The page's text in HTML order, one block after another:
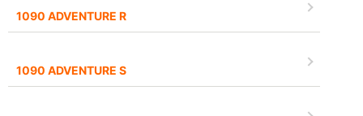
1090 ADVENTURE R
1090 ADVENTURE S